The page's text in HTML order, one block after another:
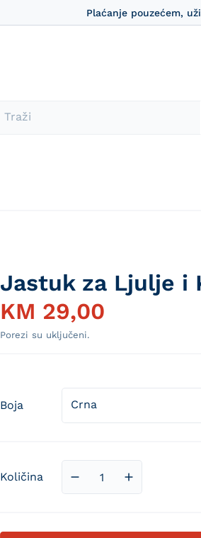
Plaćanje pouzećem,
Otvori
Jastuk za Ljulje i
KM 29,00
Porezi su uključeni.
Boja
Količina
Smanji količinu
Povećaj